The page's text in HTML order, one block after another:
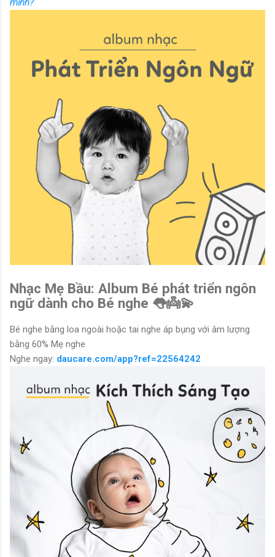
minh?
Nhạc Mẹ Bầu: Album Bé phát triển ngôn
ngữ dành cho Bé nghe 👅👼💫
Bé nghe bằng loa ngoài hoặc tai nghe áp bụng với âm lượng
bằng 60% Mẹ nghe
Nghe ngay: daucare.com/app?ref=22564242